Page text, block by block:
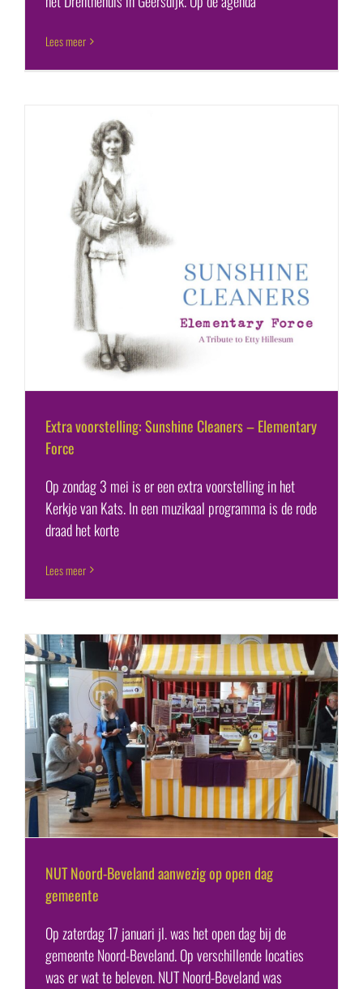
Lees meer
Extra voorstelling: Sunshine Cleaners – Elementary
Force
Op zondag 3 mei is er een extra voorstelling in het
Kerkje van Kats. In een muzikaal programma is de rode
draad het korte
Lees meer
NUT Noord-Beveland aanwezig op open dag
gemeente
Op zaterdag 17 januari jl. was het open dag bij de
gemeente Noord-Beveland. Op verschillende locaties
was er wat te beleven. NUT Noord-Beveland was